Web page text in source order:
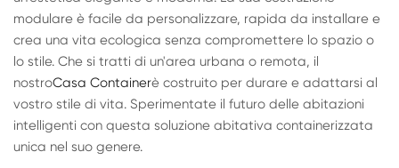
modulare è facile da personalizzare, rapida da installare e
crea una vita ecologica senza compromettere lo spazio o
lo stile. Che si tratti di un'area urbana o remota, il
nostroCasa Containerè costruito per durare e adattarsi al
vostro stile di vita. Sperimentate il futuro delle abitazioni
intelligenti con questa soluzione abitativa containerizzata
unica nel suo genere.